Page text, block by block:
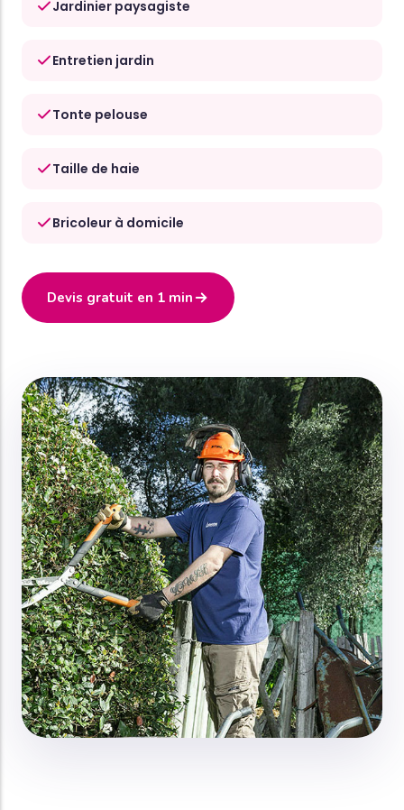
Jardinier paysagiste
Entretien jardin
Tonte pelouse
Taille de haie
Bricoleur à domicile
Devis gratuit en 1 min